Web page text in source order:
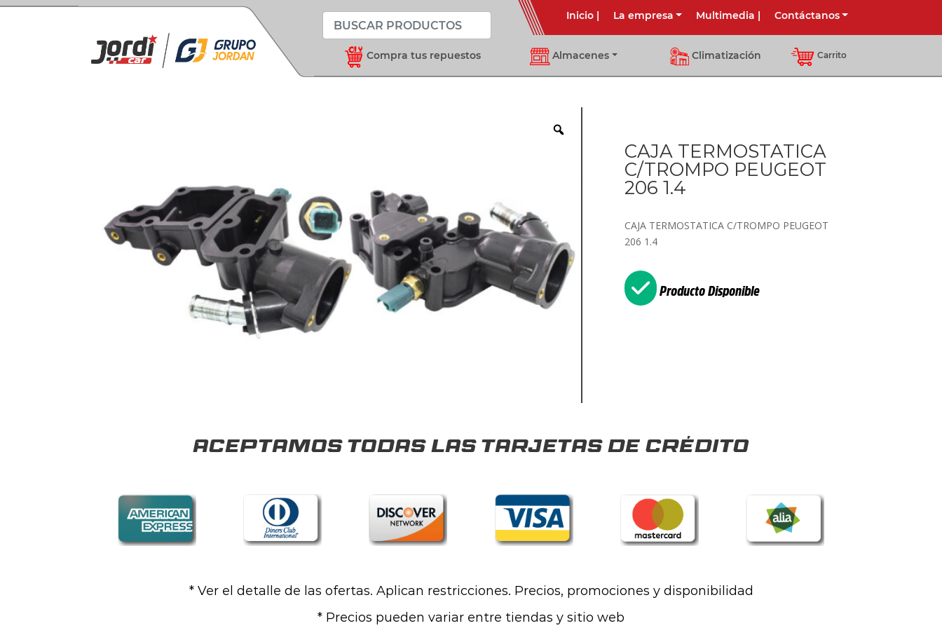
Inicio| La empresa Multimedia | Contáctanos
Compra tus repuestos Almacenes Climatización Carrito
CAJA TERMOSTATICA
C/TROMPO PEUGEOT
206 1.4
CAJA TERMOSTATICA C/TROMPO PEUGEOT
206 1.4
Producto Disponible
Aceptamos todas las tarjetas de crédito
* Ver el detalle de las ofertas. Aplican restricciones. Precios, promociones y disponibilidad
* Precios pueden variar entre tiendas y sitio web